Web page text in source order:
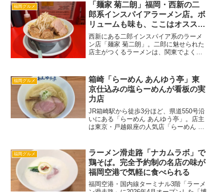
福岡グルメ
「麺家 菊二朗」福岡・西新の二
郎系インスパイアラーメン店。ボ
リュームも味も、ここはオススメ
できる！
西新にある二郎インスパイア系のラーメ
ン店「麺家 菊二朗」。二郎に魅せられた
店主がつくるラーメンは、関東でよく二
はこれまで納得のいく店がありませんで
したが、この菊二朗の店...
福岡グルメ
箱崎「らーめん あんゆう亭」東
京仕込みの塩らーめんが看板の実
力店
JR箱崎駅から徒歩3分ほど、県道550号沿
いにある「らーめん あんゆう亭」。店主
は東京・戸越銀座の人気店「らーめん え
ゆう亭は東京仕込みの塩らーめんを看板
に据えているの...
福岡グルメ
ラーメン滑走路「ナカムラボ」で
鶏そば。完全予約制の名店の味が
福岡空港で気軽に食べられる
福岡空港・国内線ターミナル3階「ラーメ